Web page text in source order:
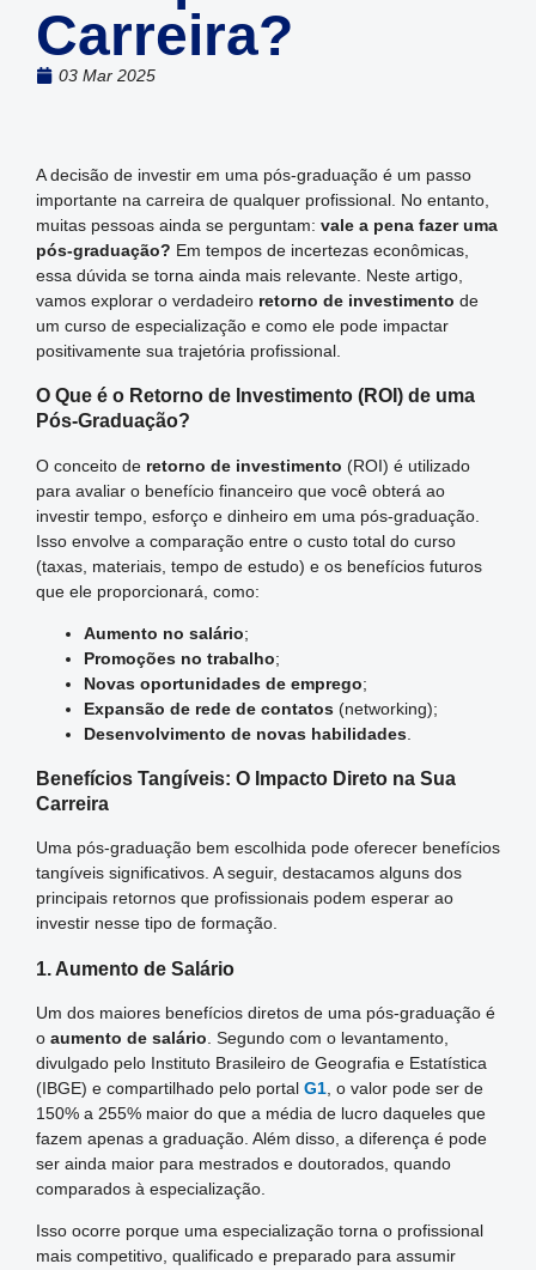
Carreira?
03 Mar 2025
A decisão de investir em uma pós-graduação é um passo
importante na carreira de qualquer profissional. No entanto,
muitas pessoas ainda se perguntam: vale a pena fazer uma
pós-graduação? Em tempos de incertezas econômicas,
essa dúvida se torna ainda mais relevante. Neste artigo,
vamos explorar o verdadeiro retorno de investimento de
um curso de especialização e como ele pode impactar
positivamente sua trajetória profissional.
O Que é o Retorno de Investimento (ROI) de uma
Pós-Graduação?
O conceito de retorno de investimento (ROI) é utilizado
para avaliar o benefício financeiro que você obterá ao
investir tempo, esforço e dinheiro em uma pós-graduação.
Isso envolve a comparação entre o custo total do curso
(taxas, materiais, tempo de estudo) e os benefícios futuros
que ele proporcionará, como:
Aumento no salário;
Promoções no trabalho;
Novas oportunidades de emprego;
Expansão de rede de contatos(networking);
Desenvolvimento de novas habilidades.
Benefícios Tangíveis: O Impacto Direto na Sua
Carreira
Uma pós-graduação bem escolhida pode oferecer benefícios
tangíveis significativos. A seguir, destacamos alguns dos
principais retornos que profissionais podem esperar ao
investir nesse tipo de formação.
1. Aumento de Salário
Um dos maiores benefícios diretos de uma pós-graduação é
o aumento de salário . Segundo com o levantamento,
divulgado pelo Instituto Brasileiro de Geografia e Estatística
(IBGE) e compartilhado pelo portal G1, o valor pode ser de
150% a 255% maior do que a média de lucro daqueles que
fazem apenas a graduação. Além disso, a diferença é pode
ser ainda maior para mestrados e doutorados, quando
comparados à especialização.
Isso ocorre porque uma especialização torna o profissional
mais competitivo, qualificado e preparado para assumir